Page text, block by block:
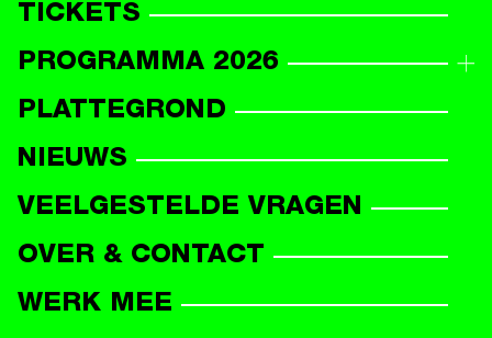
TICKETS
PROGRAMMA 2026
PLATTEGROND
NIEUWS
VEELGESTELDE VRAGEN
OVER & CONTACT
WERK MEE